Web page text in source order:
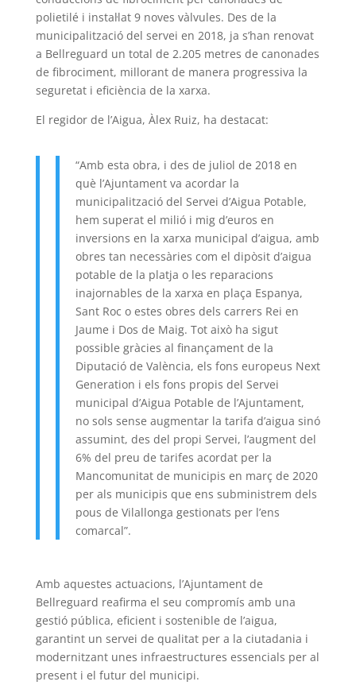
polietilé i instal·lat 9 noves vàlvules. Des de la
municipalització del servei en 2018, ja s’han renovat
a Bellreguard un total de 2.205 metres de canonades
de fibrociment, millorant de manera progressiva la
seguretat i eficiència de la xarxa.
El regidor de l’Aigua, Àlex Ruiz, ha destacat:
“Amb esta obra, i des de juliol de 2018 en
què l’Ajuntament va acordar la
municipalització del Servei d’Aigua Potable,
hem superat el milió i mig d’euros en
inversions en la xarxa municipal d’aigua, amb
obres tan necessàries com el dipòsit d’aigua
potable de la platja o les reparacions
inajornables de la xarxa en plaça Espanya,
Sant Roc o estes obres dels carrers Rei en
Jaume i Dos de Maig. Tot això ha sigut
possible gràcies al finançament de la
Diputació de València, els fons europeus Next
Generation i els fons propis del Servei
municipal d’Aigua Potable de l’Ajuntament,
no sols sense augmentar la tarifa d’aigua sinó
assumint, des del propi Servei, l’augment del
6% del preu de tarifes acordat per la
Mancomunitat de municipis en març de 2020
per als municipis que ens subministrem dels
pous de Vilallonga gestionats per l’ens
comarcal”.
Amb aquestes actuacions, l’Ajuntament de
Bellreguard reafirma el seu compromís amb una
gestió pública, eficient i sostenible de l’aigua,
garantint un servei de qualitat per a la ciutadania i
modernitzant unes infraestructures essencials per al
present i el futur del municipi.